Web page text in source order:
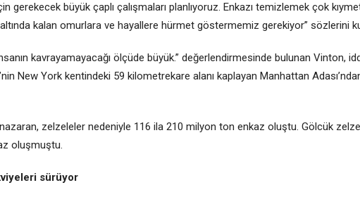
gerekecek büyük çaplı çalışmaları planlıyoruz. Enkazı temizlemek çok
kalan omurlara ve hayallere hürmet göstermemiz gerekiyor” sözlerini
kavrayamayacağı ölçüde büyük.” değerlendirmesinde bulunan Vinton,
New York kentindeki 59 kilometrekare alanı kaplayan Manhattan
nazaran, zelzeleler nedeniyle 116 ila 210 milyon ton enkaz oluştu. Gölcük
oluşmuştu.
sürüyor